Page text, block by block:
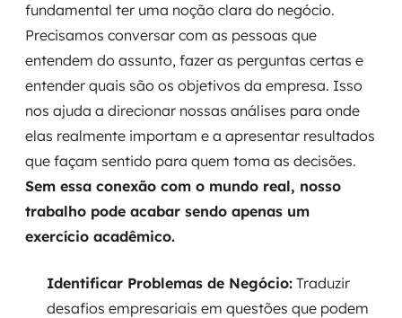
fundamental ter uma noção clara do negócio.
Precisamos conversar com as pessoas que
entendem do assunto, fazer as perguntas certas e
entender quais são os objetivos da empresa. Isso
nos ajuda a direcionar nossas análises para onde
elas realmente importam e a apresentar resultados
que façam sentido para quem toma as decisões.
Sem essa conexão com o mundo real, nosso
trabalho pode acabar sendo apenas um
exercício acadêmico.
Identificar Problemas de Negócio: Traduzir
desafios empresariais em questões que podem